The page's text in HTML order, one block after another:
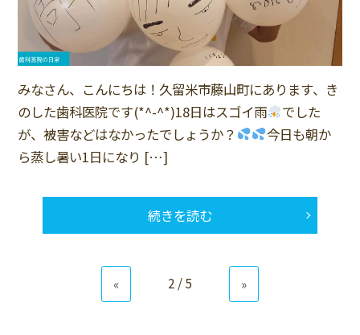
みなさん、こんにちは！久留米市藤山町にあります、き
のした歯科医院です(*^-^*)18日はスゴイ雨
でした
が、被害などはなかったでしょうか？
今日も朝か
ら蒸し暑い1日になり […]
続きを読む
2 / 5
« »